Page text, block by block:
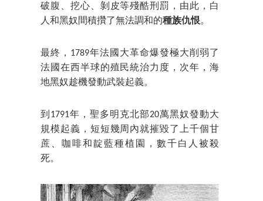
破腹、挖心、剝皮等殘酷刑罰，由此，白
人和黑奴間積攢了無法調和的種族仇恨。
最終，1789年法國大革命爆發極大削弱了
法國在西半球的殖民統治力度，次年，海
地黑奴趁機發動武裝起義。
到1791年，聖多明克北部20萬黑奴發動大
規模起義，短短幾周內就摧毀了上千個甘
蔗、咖啡和靛藍種植園，數千白人被殺
死。